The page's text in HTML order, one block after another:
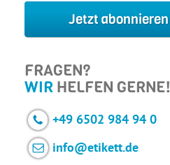
Jetzt abonnieren
FRAGEN?
WIR HELFEN GERNE!
+49 6502 984 94 0
info@etikett.de